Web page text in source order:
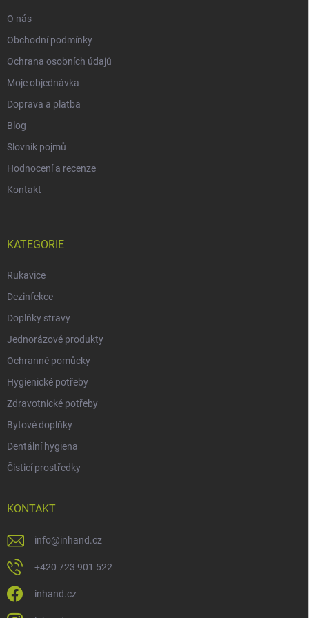
O nás
Obchodní podmínky
Ochrana osobních údajů
Moje objednávka
Doprava a platba
Blog
Slovník pojmů
Hodnocení a recenze
Kontakt
KATEGORIE
Rukavice
Dezinfekce
Doplňky stravy
Jednorázové produkty
Ochranné pomůcky
Hygienické potřeby
Zdravotnické potřeby
Bytové doplňky
Dentální hygiena
Čisticí prostředky
KONTAKT
info@inhand.cz
+420 723 901 522
inhand.cz